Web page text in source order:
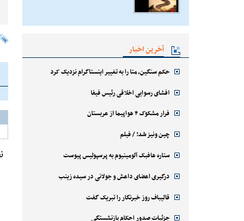
آخرین اخبار
حکم سنگین، متا را به تغییر اینستاگرام نزدیک کرد
افشای رسوایی اخلاقی رئیس فیفا
فرار مشکوک ۴ هواپیما از عربستان
چین ونیز شد! / فیلم
ستاره هافبک آلومینیوم به پرسپولیس پیوست
درگیری اعضای داعش و جولانی در سیده زینب
قالیباف روز خبرنگار را تبریک گفت
جزئیات صدور احکام بازنشستگی